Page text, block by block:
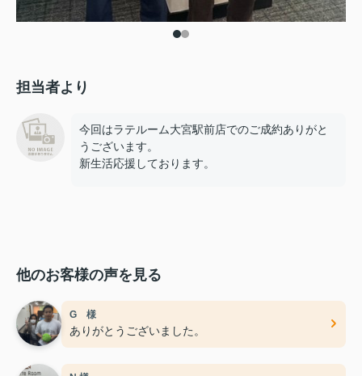
担当者より
今回はラテルーム大宮駅前店でのご成約ありがと
うございます。
新生活応援しております。
他のお客様の声を見る
G 様
ありがとうございました。